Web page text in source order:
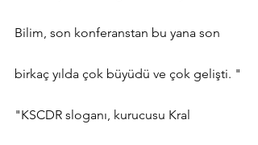
Bilim, son konferanstan bu yana son
birkaç yılda çok büyüdü ve çok gelişti. "
"KSCDR sloganı, kurucusu Kral